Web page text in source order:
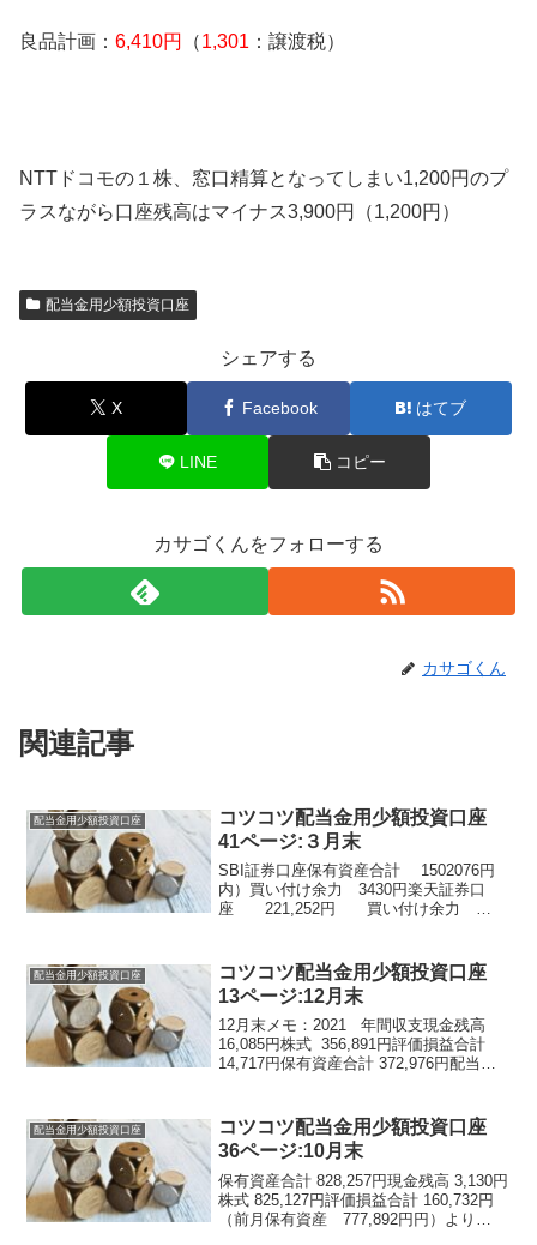
良品計画： 6,410円 （1,301 ：譲渡税）
NTTドコモの１株、窓口精算となってしまい1,200円のプ
ラスながら口座残高はマイナス3,900円（1,200円）
配当金用少額投資口座
シェアする
X Facebook はてブ
LINE コピー
カサゴくんをフォローする
カサゴくん
関連記事
配当金用少額投資口座
コツコツ配当金用少額投資口座
41ページ:３月末
SBI証券口座保有資産合計 1502076円
内）買い付け余力 3430円楽天証券口
座 221,252円 買い付け余力
設 445 10株住信...
配当金用少額投資口座
コツコツ配当金用少額投資口座
13ページ:12月末
12月末メモ：2021 年間収支現金残高
16,085円株式 356,891円評価損益合計
14,717円保有資産合計 372,976円配当
過...
配当金用少額投資口座
コツコツ配当金用少額投資口座
36ページ:10月末
保有資産合計 828,257円現金残高 3,130円
株式 825,127円評価損益合計 160,732円
（前月保有資産 777,892円円）より